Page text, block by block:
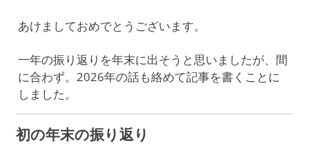
あけましておめでとうございます。
一年の振り返りを年末に出そうと思いましたが、間
に合わず。2026年の話も絡めて記事を書くことに
しました。
初の年末の振り返り